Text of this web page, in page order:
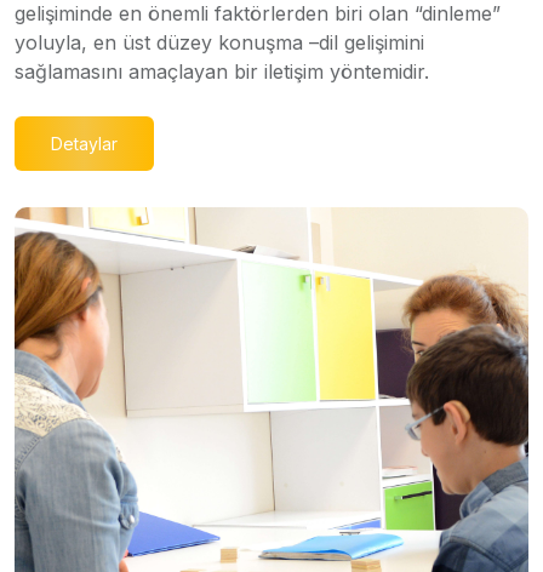
gelişiminde en önemli faktörlerden biri olan “dinleme”
yoluyla, en üst düzey konuşma –dil gelişimini
sağlamasını amaçlayan bir iletişim yöntemidir.
Detaylar